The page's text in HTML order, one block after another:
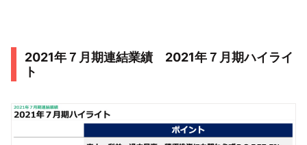
2021年７月期連結業績 2021年７月期ハイライ
ト